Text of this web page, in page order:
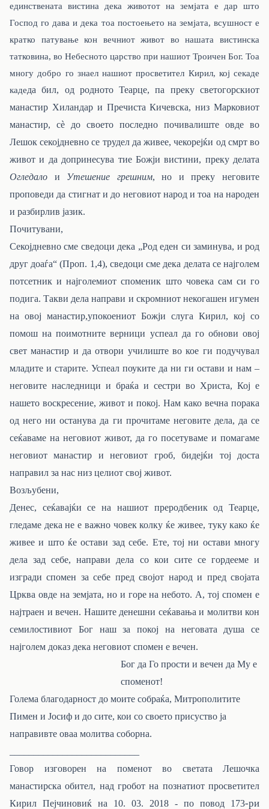
единствената вистина дека животот на земјата е дар што
Господ го дава и дека тоа постоењето на земјата, всушност е
кратко патување кон вечниот живот во нашата вистинска
татковина, во Небесното царство при нашиот Троичен Бог. Тоа
многу добро го знаел нашиот просветител Кирил, кој секаде
кадеда бил, од родното Теарце, па преку светогорскиот
манастир Хиландар и Пречиста Кичевска, низ Марковиот
манастир, сè до своето последно почивалиште овде во
Лешок секојдневно се трудел да живее, чекорејќи од смрт во
живот и да допринесува тие Божји вистини, преку делата
Огледало и Утешение грешним, но и преку неговите
проповеди да стигнат и до неговиот народ и тоа на народен
и разбирлив јазик.
Почитувани,
Секојдневно сме сведоци дека „Род еден си заминува, и род
друг доаѓа“ (Проп. 1,4), сведоци сме дека делата се најголем
потсетник и најголемиот споменик што човека сам си го
подига. Такви дела направи и скромниот некогашен игумен
на овој манастир,упокоениот Божји слуга Кирил, кој со
помош на поимотните верници успеал да го обнови овој
свет манастир и да отвори училиште во кое ги подучувал
младите и старите. Успеал поуките да ни ги остави и нам –
неговите наследници и браќа и сестри во Христа, Кој е
нашето воскресение, живот и покој. Нам како вечна порака
од него ни останува да ги прочитаме неговите дела, да се
сеќаваме на неговиот живот, да го посетуваме и помагаме
неговиот манастир и неговиот гроб, бидејќи тој доста
направил за нас низ целиот свој живот.
Возљубени,
Денес, сеќавајќи се на нашиот преродбеник од Теарце,
гледаме дека не е важно човек колку ќе живее, туку како ќе
живее и што ќе остави зад себе. Ете, тој ни остави многу
дела зад себе, направи дела со кои сите се гордееме и
изгради спомен за себе пред својот народ и пред својата
Црква овде на земјата, но и горе на небото. А, тој спомен е
најтраен и вечен. Нашите денешни сеќавања и молитви кон
семилостивиот Бог наш за покој на неговата душа се
најголем доказ дека неговиот спомен е вечен.
Бог да Го прости и вечен да Му е
споменот!
Голема благодарност до моите собраќа, Митрополитите
Пимен и Јосиф и до сите, кои со своето присуство ја
направивте оваа молитва соборна.
Говор изговорен на поменот во светата Лешочка
манастирска обител, над гробот на познатиот просветител
Кирил Пејчиновиќ на 10. 03. 2018 - по повод 173-ри